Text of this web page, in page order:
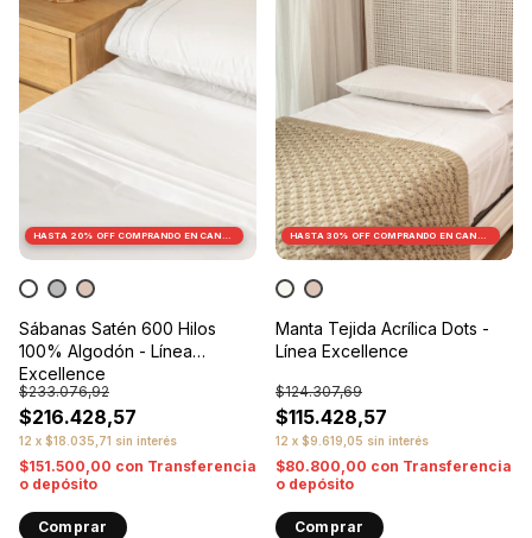
Sábanas Satén 600 Hilos
100% Algodón - Línea
Excellence
$216.428,57
$233.076,92
12 x $18.035,71 sin interés
HASTA 20% OFF COMPRANDO EN CANTIDAD
$151.500,00 con Transferencia
o depósito
Comprar
Manta Tejida Acrílica Dots -
Línea Excellence
$115.428,57
$124.307,69
12 x $9.619,05 sin interés
HASTA 30% OFF COMPRANDO EN CANTIDAD
$80.800,00 con Transferencia
o depósito
Comprar